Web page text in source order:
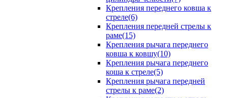
Крепления переднего ковша к
стреле(6)
Крепления передней стрелы к
раме(15)
Крепления рычага переднего
ковша к ковшу(10)
Крепления рычага переднего
коша к стреле(5)
Крепления рычага передней
стрелы к раме(2)